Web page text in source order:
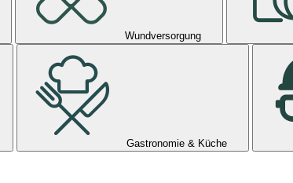
Wundversorgung
Gastronomie & Küche